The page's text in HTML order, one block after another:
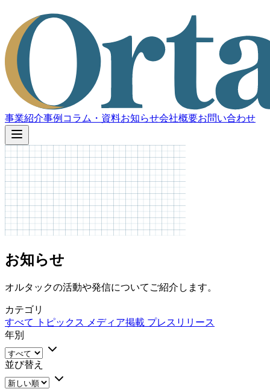
事業紹介事例 コラム・資料お知らせ会社概要お問い合わせ
お知らせ
オルタックの活動や発信についてご紹介します。
カテゴリ
すべて
トピックス メディア掲載 プレスリリース
年別
並び替え